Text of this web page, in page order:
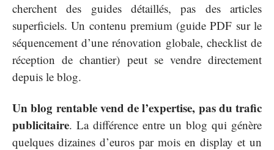
cherchent des guides détaillés, pas des articles
superficiels. Un contenu premium (guide PDF sur le
séquencement d’une rénovation globale, checklist de
réception de chantier) peut se vendre directement
depuis le blog.
Un blog rentable vend de l’expertise, pas du trafic
publicitaire. La différence entre un blog qui génère
quelques dizaines d’euros par mois en display et un